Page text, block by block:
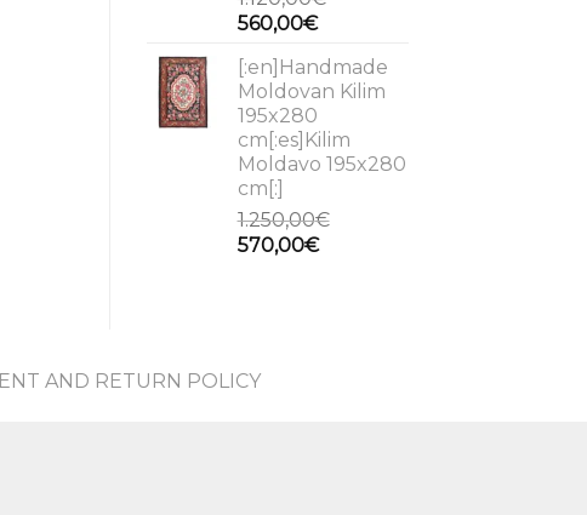
Original
was:
1.120,00€.
560,00€Current
is:
560,00€.
[:en]Handmade
Moldovan Kilim
195x280
cm[:es]Kilim
Moldavo 195x280
cm[:]
1.250,00€
Original
570,00€Current
AND RETURN POLICY